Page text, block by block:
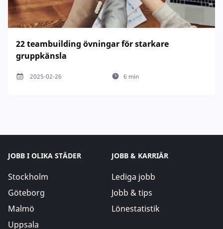
22 teambuilding övningar för starkare
gruppkänsla
2025-02-26 6 min
JOBB I OLIKA STÄDER
Stockholm
Göteborg
Malmö
Uppsala
JOBB & KARRIÄR
Lediga jobb
Jobb & tips
Lönestatistik